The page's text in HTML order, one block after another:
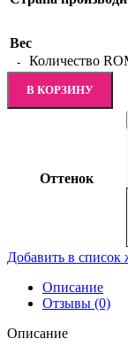
Вес
Количество
В КОРЗИНУ
Оттенок
Добавить в список
Описание
Отзывы (0)
Описание